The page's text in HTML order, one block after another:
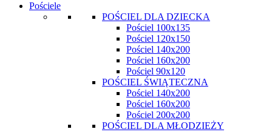
Pościele
POŚCIEL DLA DZIECKA
Pościel 100x135
Pościel 120x150
Pościel 140x200
Pościel 160x200
Pościel 90x120
POŚCIEL ŚWIĄTECZNA
Pościel 140x200
Pościel 160x200
Pościel 200x200
POŚCIEL DLA MŁODZIEŻY